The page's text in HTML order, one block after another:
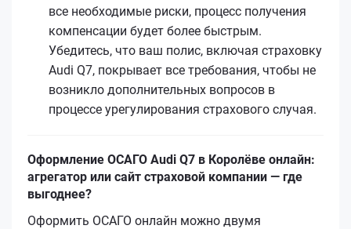
все необходимые риски, процесс получения
компенсации будет более быстрым.
Убедитесь, что ваш полис, включая страховку
Audi Q7, покрывает все требования, чтобы не
возникло дополнительных вопросов в
процессе урегулирования страхового случая.
Оформление ОСАГО Audi Q7 в Королёве онлайн:
агрегатор или сайт страховой компании — где
выгоднее?
Оформить ОСАГО онлайн можно двумя